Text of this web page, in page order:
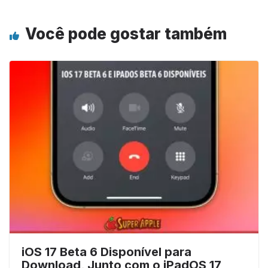
Você pode gostar também
iOS 17 Beta 6 Disponível para
Download, Junto com o iPadOS 17